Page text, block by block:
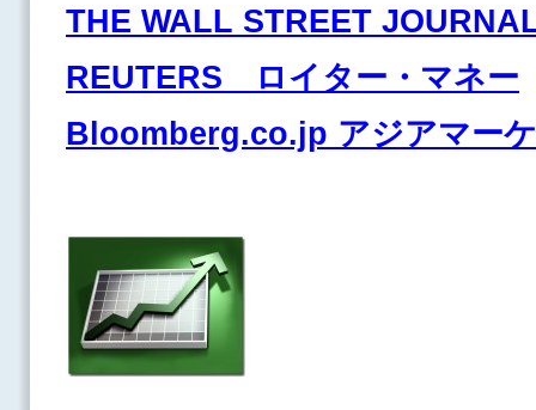
THE WALL STREET
REUTERS ロイター・マネー
Bloomberg.co.jp アジアマー